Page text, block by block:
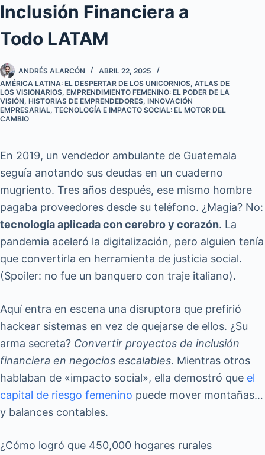
Inclusión Financiera a
Todo LATAM
ANDRÉS ALARCÓN
ABRIL 22, 2025
AMÉRICA LATINA: EL DESPERTAR DE LOS UNICORNIOS, ATLAS DE
LOS VISIONARIOS, EMPRENDIMIENTO FEMENINO: EL PODER DE LA
VISIÓN, HISTORIAS DE EMPRENDEDORES, INNOVACIÓN
EMPRESARIAL, TECNOLOGÍA E IMPACTO SOCIAL: EL MOTOR DEL
CAMBIO
En 2019, un vendedor ambulante de Guatemala
seguía anotando sus deudas en un cuaderno
mugriento. Tres años después, ese mismo hombre
pagaba proveedores desde su teléfono. ¿Magia? No:
tecnología aplicada con cerebro y corazón. La
pandemia aceleró la digitalización, pero alguien tenía
que convertirla en herramienta de justicia social.
(Spoiler: no fue un banquero con traje italiano).
Aquí entra en escena una disruptora que prefirió
hackear sistemas en vez de quejarse de ellos. ¿Su
arma secreta? Convertir proyectos de inclusión
financiera en negocios escalables. Mientras otros
hablaban de «impacto social», ella demostró que el
capital de riesgo femenino puede mover montañas…
y balances contables.
¿Cómo logró que 450,000 hogares rurales